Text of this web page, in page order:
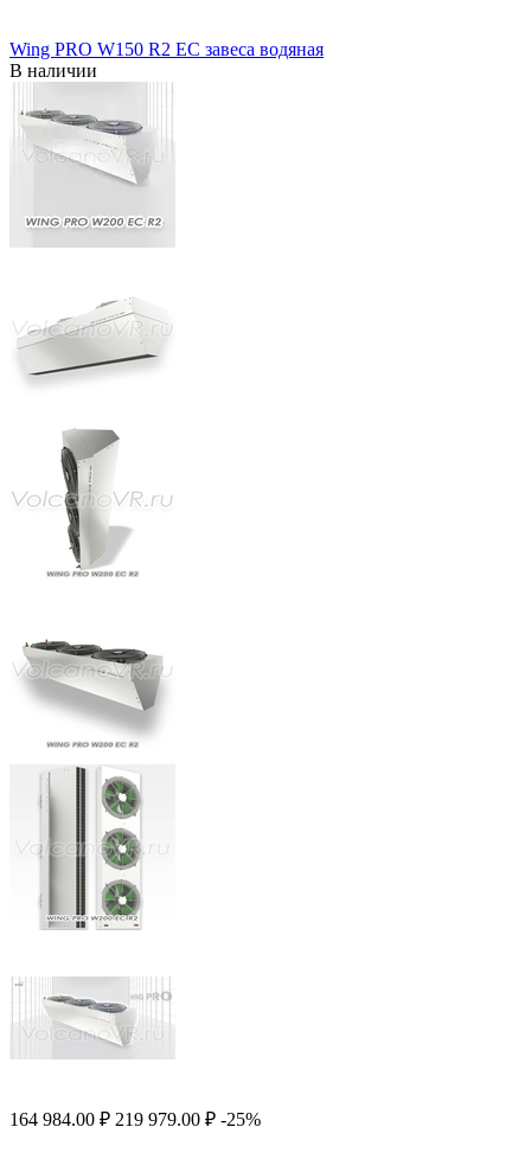
Wing PRO W150 R2 EC завеса водяная
В наличии
164 984.00 ₽ 219 979.00 ₽ -25%